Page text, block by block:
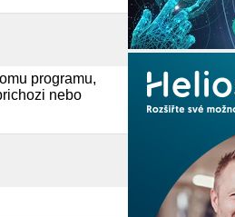
programu,
nebo